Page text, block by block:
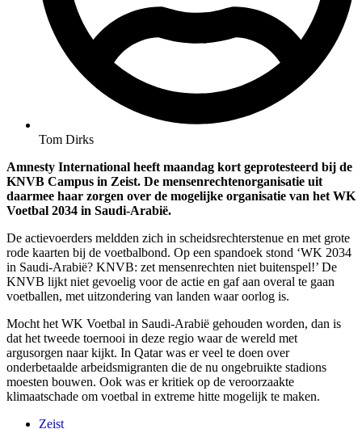
Tom Dirks
Amnesty International heeft maandag kort geprotesteerd bij de
KNVB Campus in Zeist. De mensenrechtenorganisatie uit
daarmee haar zorgen over de mogelijke organisatie van het WK
Voetbal 2034 in Saudi-Arabië.
De actievoerders meldden zich in scheidsrechterstenue en met grote
rode kaarten bij de voetbalbond. Op een spandoek stond ‘WK 2034
in Saudi-Arabië? KNVB: zet mensenrechten niet buitenspel!’ De
KNVB lijkt niet gevoelig voor de actie en gaf aan overal te gaan
voetballen, met uitzondering van landen waar oorlog is.
Mocht het WK Voetbal in Saudi-Arabië gehouden worden, dan is
dat het tweede toernooi in deze regio waar de wereld met
argusorgen naar kijkt. In Qatar was er veel te doen over
onderbetaalde arbeidsmigranten die de nu ongebruikte stadions
moesten bouwen. Ook was er kritiek op de veroorzaakte
klimaatschade om voetbal in extreme hitte mogelijk te maken.
Zeist